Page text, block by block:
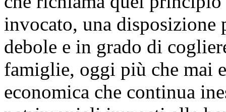
invocato, una disposizione
debole e in grado di
famiglie, oggi più che mai
economica che continua